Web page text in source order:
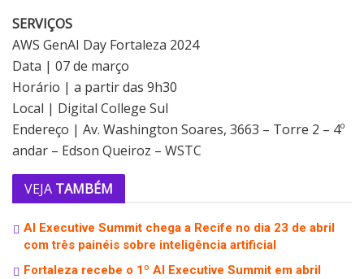
SERVIÇOS
AWS GenAI Day Fortaleza 2024
Data | 07 de março
Horário | a partir das 9h30
Local | Digital College Sul
Endereço | Av. Washington Soares, 3663 – Torre 2 – 4º
andar – Edson Queiroz – WSTC
VEJA TAMBÉM
AI Executive Summit chega a Recife no dia 23 de abril
com três painéis sobre inteligência artificial
Fortaleza recebe o 1º AI Executive Summit em abril